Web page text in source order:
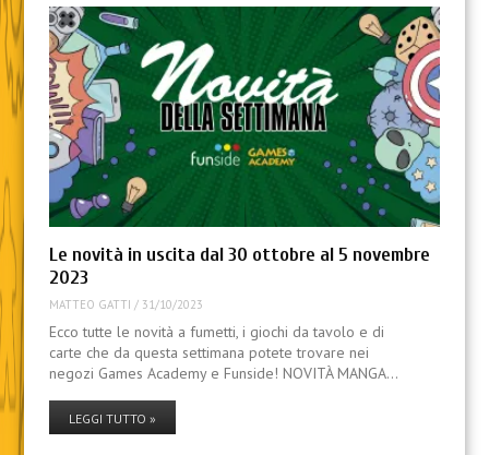
Le novità in uscita dal 30 ottobre al 5 novembre
2023
MATTEO GATTI / 31/10/2023
Ecco tutte le novità a fumetti, i giochi da tavolo e di
carte che da questa settimana potete trovare nei
negozi Games Academy e Funside! NOVITÀ MANGA…
LEGGI TUTTO »